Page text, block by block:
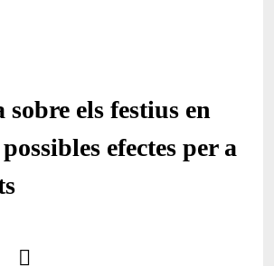
sobre els festius en
efectes per a